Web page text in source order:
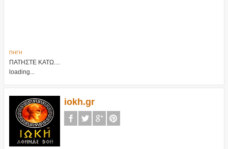
ΠΗΓΗ
ΠΑΤΗΣΤΕ ΚΑΤΩ....
loading...
iokh.gr